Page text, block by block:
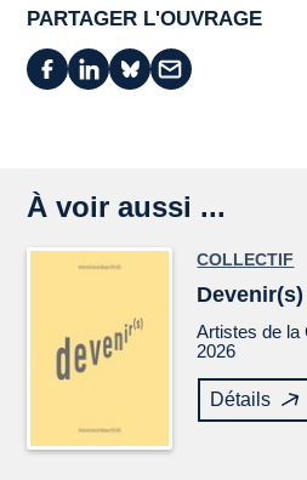
PARTAGER L'OUVRAGE
À voir aussi ...
COLLECTIF
Devenir(s)
Artistes de la
2026
Détails